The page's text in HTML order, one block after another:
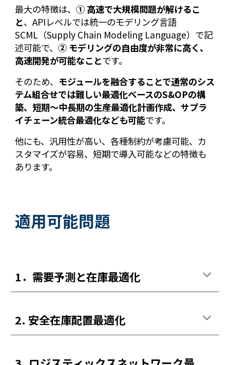
最大の特徴は、① 高速で大規模問題が解けるこ
と、APIレベルでは統一のモデリング言語
SCML（Supply Chain Modeling Language）で記
述可能で、② モデリングの自由度が非常に高く、
高速開発が可能なことです。
そのため、 モジュールを融合することで通常のシス
テム組合せでは難しい最適化ベースのS&OPの構
築、短期～中長期の生産最適化計画作成、サプラ
イチェーン統合最適化なども可能です。
他にも、汎用性が高い、各種制約が考慮可能、カ
スタマイズが容易、短期で導入可能などの特徴も
あります。
適用可能問題
1．需要予測と在庫最適化
2. 安全在庫配置最適化